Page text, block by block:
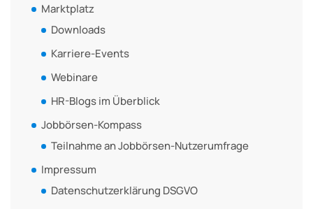
Marktplatz
Downloads
Karriere-Events
Webinare
HR-Blogs im Überblick
Jobbörsen-Kompass
Teilnahme an Jobbörsen-Nutzerumfrage
Impressum
Datenschutzerklärung DSGVO